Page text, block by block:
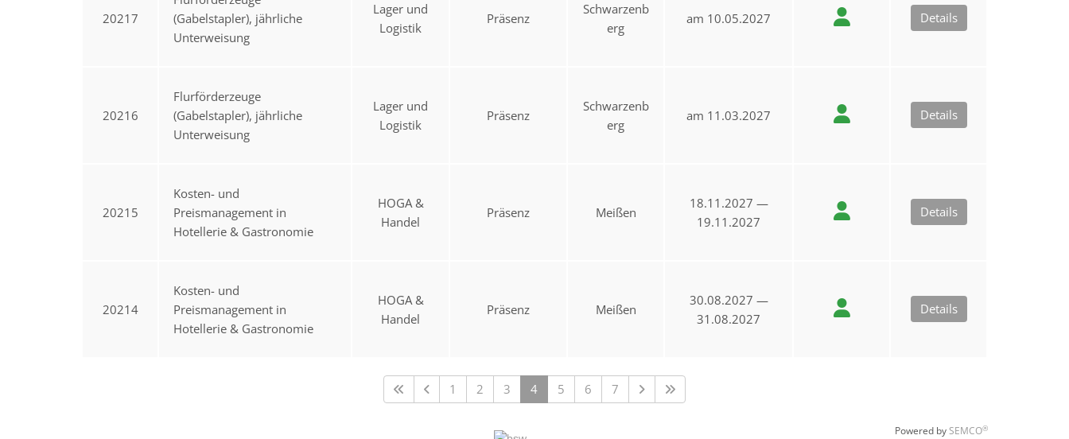
20217
(Gabelstapler), jährliche
Unterweisung
Lager und
Logistik
Präsenz
Schwarzenb
erg
am 10.05.2027 Details
20216
Flurförderzeuge
(Gabelstapler), jährliche
Unterweisung
Lager und
Logistik
Präsenz
Schwarzenb
erg
am 11.03.2027 Details
20215
Kosten- und
Preismanagement in
Hotellerie & Gastronomie
HOGA &
Handel
Präsenz Meißen
18.11.2027 —
19.11.2027
Details
20214
Kosten- und
Preismanagement in
Hotellerie & Gastronomie
HOGA &
Handel
Präsenz Meißen
30.08.2027 —
31.08.2027
Details
1 2 3 4 5 6 7
Powered bySEMCO®